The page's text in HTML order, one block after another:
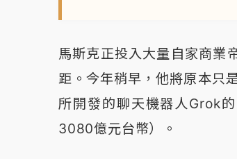
馬斯克正投入大量自家商業
距。今年稍早，他將原本只
所開發的聊天機器人Grok
3080億元台幣）。